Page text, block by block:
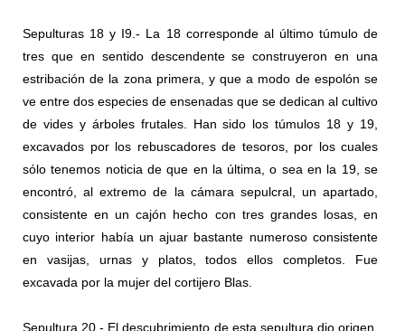
Sepulturas 18 y I9.- La 18 corresponde al último túmulo de
tres que en sentido descendente se construyeron en una
estribación de la zona primera, y que a modo de espolón se
ve entre dos especies de ensenadas que se dedican al cultivo
de vides y árboles frutales. Han sido los túmulos 18 y 19,
excavados por los rebuscadores de tesoros, por los cuales
sólo tenemos noticia de que en la última, o sea en la 19, se
encontró, al extremo de la cámara sepulcral, un apartado,
consistente en un cajón hecho con tres grandes losas, en
cuyo interior había un ajuar bastante numeroso consistente
en vasijas, urnas y platos, todos ellos completos. Fue
excavada por la mujer del cortijero Blas.
Sepultura 20.- El descubrimiento de esta sepultura dio origen,